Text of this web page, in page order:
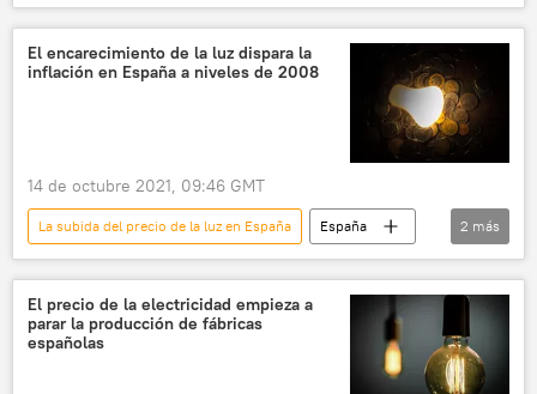
Comisión Europea
Pedro Sánchez
El encarecimiento de la luz dispara la
inflación en España a niveles de 2008
14 de octubre 2021, 09:46 GMT
La subida del precio de la luz en España
España
electricidad
inflación
2 más
El precio de la electricidad empieza a
parar la producción de fábricas
españolas